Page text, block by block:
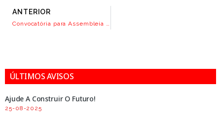
ANTERIOR
Convocatória para Assembleia Geral de Associados
ÚLTIMOS AVISOS
Ajude A Construir O Futuro!
25-08-2025